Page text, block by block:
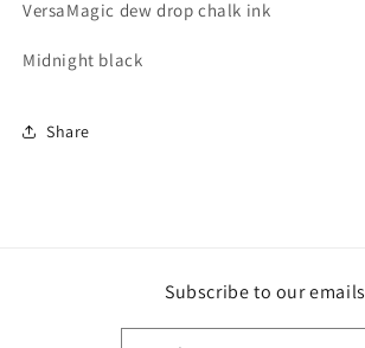
VersaMagic dew drop chalk ink
Midnight black
Share
Subscribe to our emails